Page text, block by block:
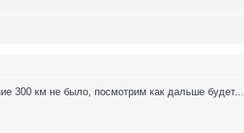
300 км не было, посмотрим как дальше будет...